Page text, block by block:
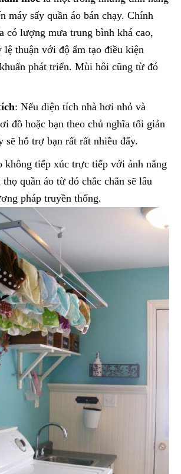
máy sấy quần áo bán chạy. Chính
có lượng mưa trung bình khá cao,
lệ thuận với độ ẩm tạo điều kiện
phát triển. Mùi hôi cũng từ đó
: Nếu diện tích nhà hơi nhỏ và
đồ hoặc bạn theo chủ nghĩa tối giản
sẽ hỗ trợ bạn rất rất nhiều đấy.
không tiếp xúc trực tiếp với ánh nắng
quần áo từ đó chắc chắn sẽ lâu
pháp truyền thống.